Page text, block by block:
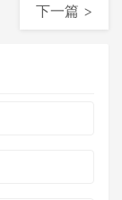
下一篇 >